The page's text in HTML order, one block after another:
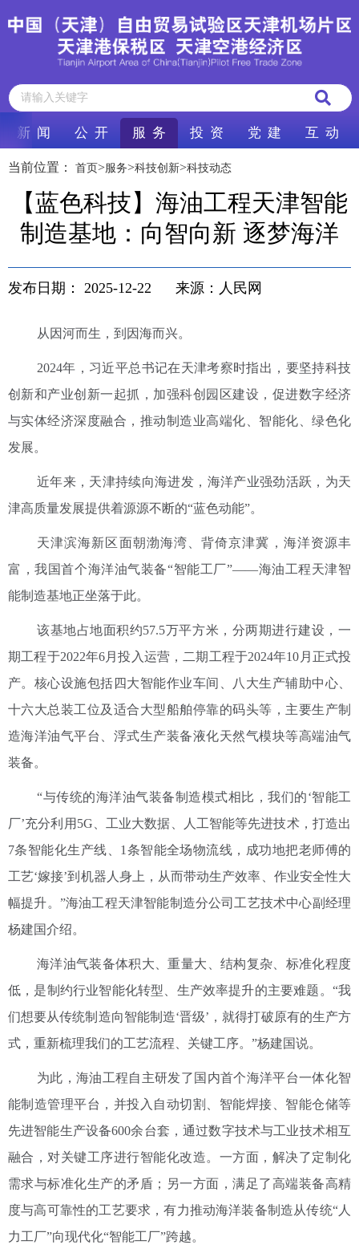
新 闻 公 开 服 务 投 资 党 建 互 动
当前位置： 首页>服务>科技创新>科技动态
【蓝色科技】海油工程天津智能
制造基地：向智向新 逐梦海洋
发布日期： 2025-12-22 来源：人民网
从因河而生，到因海而兴。
2024年，习近平总书记在天津考察时指出，要坚持科技
创新和产业创新一起抓，加强科创园区建设，促进数字经济
与实体经济深度融合，推动制造业高端化、智能化、绿色化
发展。
近年来，天津持续向海进发，海洋产业强劲活跃，为天
津高质量发展提供着源源不断的“蓝色动能”。
天津滨海新区面朝渤海湾、背倚京津冀，海洋资源丰
富，我国首个海洋油气装备“智能工厂”——海油工程天津智
能制造基地正坐落于此。
该基地占地面积约57.5万平方米，分两期进行建设，一
期工程于2022年6月投入运营，二期工程于2024年10月正式投
产。核心设施包括四大智能作业车间、八大生产辅助中心、
十六大总装工位及适合大型船舶停靠的码头等，主要生产制
造海洋油气平台、浮式生产装备液化天然气模块等高端油气
装备。
“与传统的海洋油气装备制造模式相比，我们的‘智能工
厂’充分利用5G、工业大数据、人工智能等先进技术，打造出
7条智能化生产线、1条智能全场物流线，成功地把老师傅的
工艺‘嫁接’到机器人身上，从而带动生产效率、作业安全性大
幅提升。”海油工程天津智能制造分公司工艺技术中心副经理
杨建国介绍。
海洋油气装备体积大、重量大、结构复杂、标准化程度
低，是制约行业智能化转型、生产效率提升的主要难题。“我
们想要从传统制造向智能制造‘晋级’，就得打破原有的生产方
式，重新梳理我们的工艺流程、关键工序。”杨建国说。
为此，海油工程自主研发了国内首个海洋平台一体化智
能制造管理平台，并投入自动切割、智能焊接、智能仓储等
先进智能生产设备600余台套，通过数字技术与工业技术相互
融合，对关键工序进行智能化改造。一方面，解决了定制化
需求与标准化生产的矛盾；另一方面，满足了高端装备高精
度与高可靠性的工艺要求，有力推动海洋装备制造从传统“人
力工厂”向现代化“智能工厂”跨越。